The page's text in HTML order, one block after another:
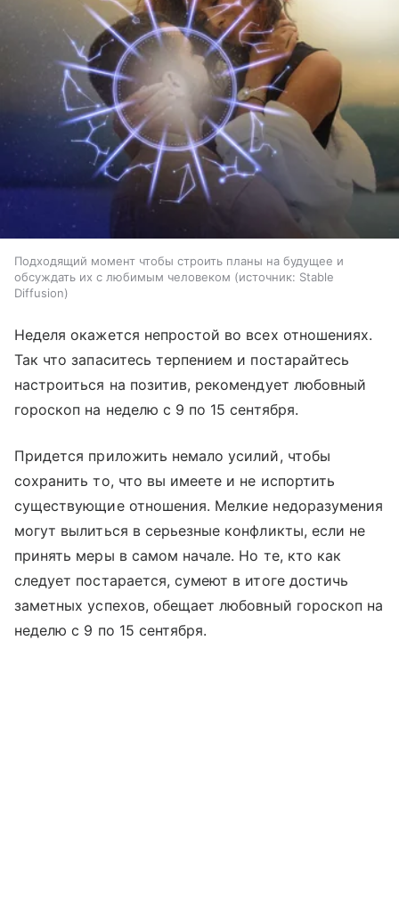
Подходящий момент чтобы строить планы на будущее и
обсуждать их с любимым человеком
источник: Stable
Diffusion
Неделя окажется непростой во всех отношениях.
Так что запаситесь терпением и постарайтесь
настроиться на позитив, рекомендует любовный
гороскоп на неделю с 9 по 15 сентября.
Придется приложить немало усилий, чтобы
сохранить то, что вы имеете и не испортить
существующие отношения. Мелкие недоразумения
могут вылиться в серьезные конфликты, если не
принять меры в самом начале. Но те, кто как
следует постарается, сумеют в итоге достичь
заметных успехов, обещает любовный гороскоп на
неделю с 9 по 15 сентября.